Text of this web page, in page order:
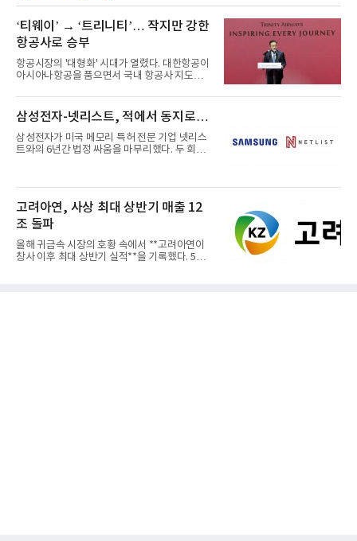
‘티웨이’ → ‘트리니티’… 작지만 강한
항공사로 승부
항공시장의 '대형화' 시대가 열렸다. 대한항공이
아시아나항공을 품으면서 국내 항공사 지도가
삼성전자-넷리스트, 적에서 동지로…
삼성전자가 미국 메모리 특허 전문 기업 넷리스
트와의 6년간 법정 싸움을 마무리했다. 두 회사
고려아연, 사상 최대 상반기 매출 12
조 돌파
올해 귀금속 시장의 호황 속에서 **고려아연이
창사 이후 최대 상반기 실적**을 기록했다. 5일